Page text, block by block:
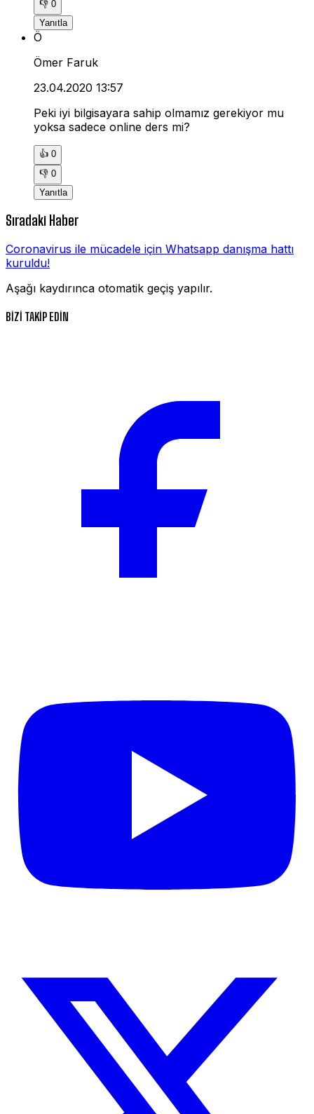
👎 0
Yanıtla
Ö
Ömer Faruk
23.04.2020 13:57
Peki iyi bilgisayara sahip olmamız gerekiyor mu
yoksa sadece online ders mi?
👍 0
👎 0
Yanıtla
Sıradaki Haber
Coronavirus ile mücadele için Whatsapp danışma hattı
kuruldu!
Aşağı kaydırınca otomatik geçiş yapılır.
BİZİ TAKİP EDİN